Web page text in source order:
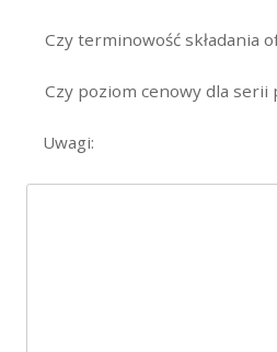
Czy terminowość składania
Czy poziom cenowy dla serii
Uwagi: